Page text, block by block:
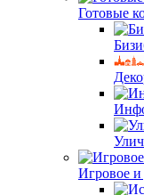
Готовые
Игровое и